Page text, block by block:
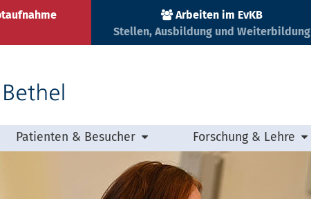
Arbeiten im EvKB
Stellen, Ausbildung und Weiterbildung
Patienten & Besucher Forschung & Lehre